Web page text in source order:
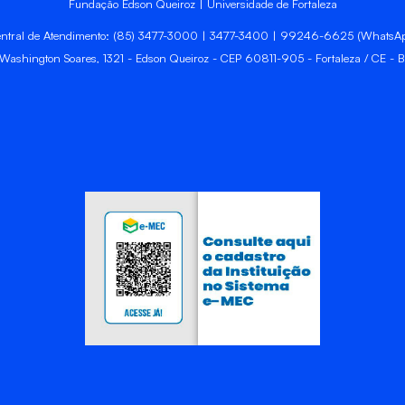
Fundação Edson Queiroz | Universidade de Fortaleza
de Atendimento: (85) 3477-3000 | 3477-3400 | 99246-6625
Soares, 1321 - Edson Queiroz - CEP 60811-905 - Fortaleza / CE -